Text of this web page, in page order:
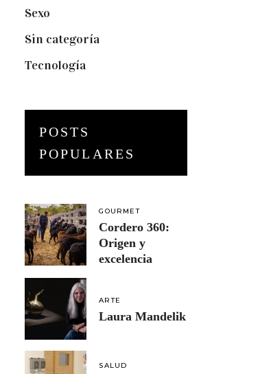
Sexo
Sin categoría(2)
Tecnología(3)
POSTS
POPULARES
GOURMET
Cordero 360:
Origen y
excelencia
ARTE
Laura Mandelik
SALUD